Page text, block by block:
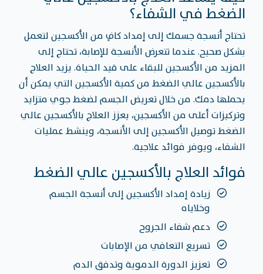
الضغط في الشفاء؟
تحتاج أنسجة جسمك إلى إمداد كافٍ من الأكسجين لتعمل
بشكل صحيح. عندما تتعرض الأنسجة للإصابة، تحتاج إلى
المزيد من الأكسجين للبقاء على قيد الحياة. يزيد العلاج
بالأكسجين عالي الضغط من كمية الأكسجين التي يمكن أن
يحملها دمك. من خلال تعريض الجسم لضغط جوي متزايد
وتركيزات أعلى من الأكسجين، يعزز العلاج بالأكسجين عالي
الضغط توصيل الأكسجين إلى الأنسجة، وينشط عمليات
الشفاء، ويوفر فوائد علاجية.
فوائد العلاج بالأكسجين عالي الضغط
زيادة إمداد الأكسجين إلى أنسجة الجسم
وخلاياه
دعم شفاء الجروح
تسريع التعافي من الإصابات
تعزيز الدورة الدموية وتدفق الدم